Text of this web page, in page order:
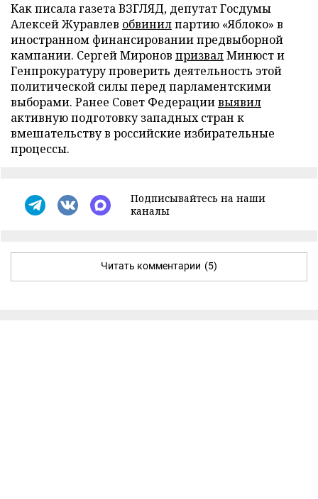
Как писала газета ВЗГЛЯД, депутат Госдумы
Алексей Журавлев обвинилпартию «Яблоко» в
иностранном финансировании предвыборной
кампании. Сергей Миронов призвалМинюст и
Генпрокуратуру проверить деятельность этой
политической силы перед парламентскими
выборами. Ранее Совет Федерациивыявил
активную подготовку западных стран к
вмешательству в российские избирательные
процессы.
Подписывайтесь на наши
каналы
Читать комментарии (5)